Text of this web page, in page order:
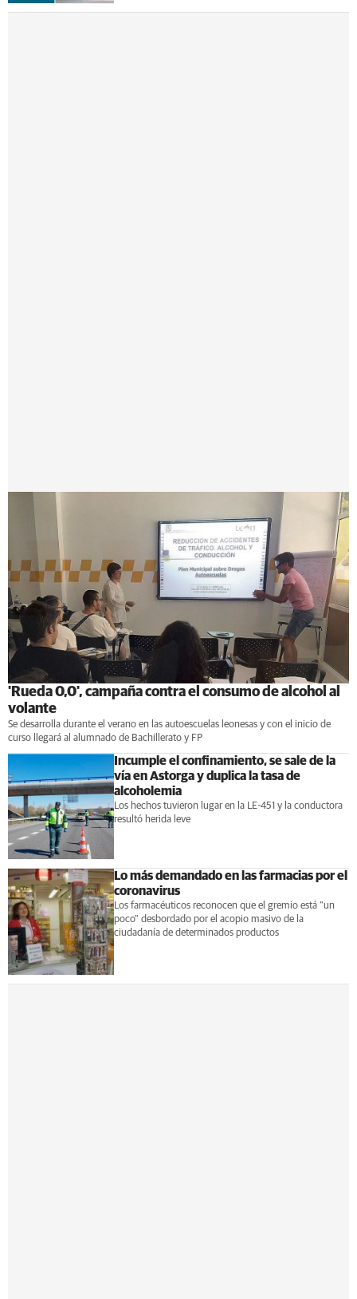
'Rueda 0,0', campaña contra el consumo de alcohol al
volante
Se desarrolla durante el verano en las autoescuelas leonesas y con el inicio de
curso llegará al alumnado de Bachillerato y FP
Incumple el confinamiento, se sale de la
vía en Astorga y duplica la tasa de
alcoholemia
Los hechos tuvieron lugar en la LE-451 y la conductora
resultó herida leve
Lo más demandado en las farmacias por el
coronavirus
Los farmacéuticos reconocen que el gremio está "un
poco" desbordado por el acopio masivo de la
ciudadanía de determinados productos